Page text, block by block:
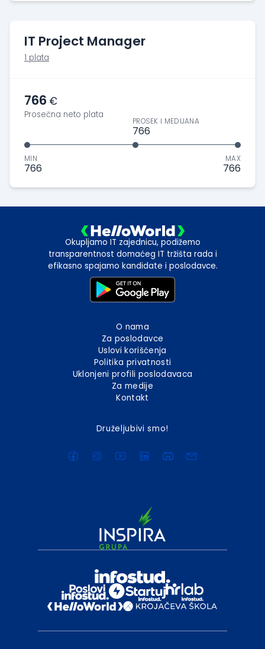
IT Project Manager
1 plata
766 €
Prosečna neto plata
MIN
766
PROSEK I MEDIJANA
766
MAX
766
Okupljamo IT zajednicu, podižemo
transparentnost domaćeg IT tržišta rada i
efikasno spajamo kandidate i poslodavce.
O nama
Za poslodavce
Uslovi korišćenja
Politika privatnosti
Uklonjeni profili poslodavaca
Za medije
Kontakt
Druželjubivi smo!